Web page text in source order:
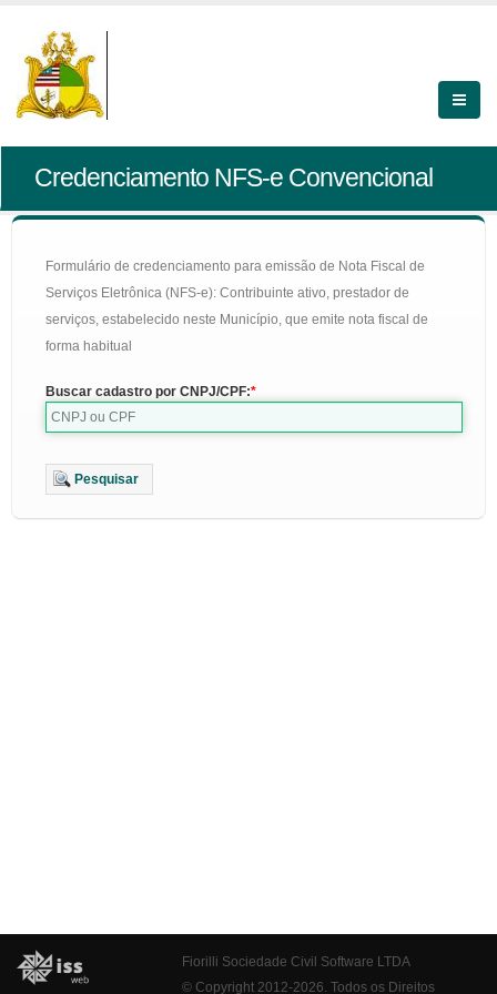
Credenciamento NFS-e Convencional
Formulário de credenciamento para emissão de Nota Fiscal de
Serviços Eletrônica (NFS-e): Contribuinte ativo, prestador de
serviços, estabelecido neste Município, que emite nota fiscal de
forma habitual
Buscar cadastro por CNPJ/CPF:
Pesquisar
Fiorilli Sociedade Civil Software LTDA
© Copyright 2012-2026. Todos os Direitos